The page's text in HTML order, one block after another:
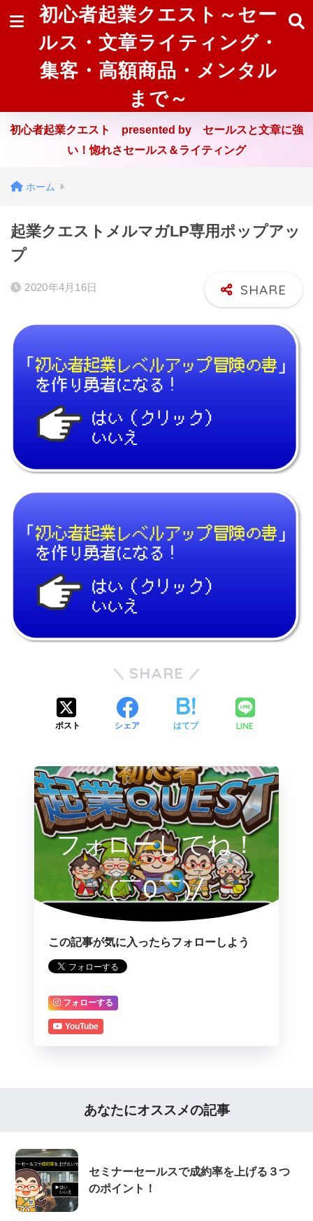
初心者起業クエスト～セー
ルス・文章ライティング・
集客・高額商品・メンタル
まで～
初心者起業クエスト presented by セールスと文章に強
い！惚れさセールス＆ライティング
ホーム
起業クエストメルマガLP専用ポップアッ
プ
2020年4月16日
SHARE
ポスト シェア はてブ LINE
フォローしてね！
(￣0￣)/
この記事が気に入ったらフォローしよう
フォローする
YouTube
あなたにオススメの記事
セミナーセールスで成約率を上げる３つ
のポイント！